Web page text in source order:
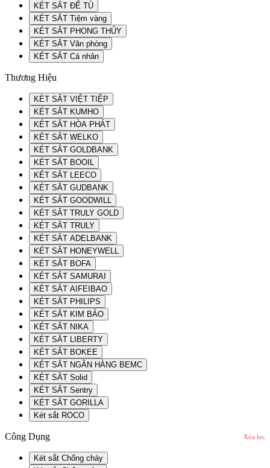
KÉT SẮT ĐỂ TỦ
KÉT SẮT Tiệm vàng
KÉT SẮT PHONG THỦY
KÉT SẮT Văn phòng
KÉT SẮT Cá nhân
Thương Hiệu
KÉT SẮT VIỆT TIỆP
KÉT SẮT KUMHO
KÉT SẮT HÒA PHÁT
KÉT SẮT WELKO
KÉT SẮT GOLDBANK
KÉT SẮT BOOIL
KÉT SẮT LEECO
KÉT SẮT GUDBANK
KÉT SẮT GOODWILL
KÉT SẮT TRULY GOLD
KÉT SẮT TRULY
KÉT SẮT ADELBANK
KÉT SẮT HONEYWELL
KÉT SẮT BOFA
KÉT SẮT SAMURAI
KÉT SẮT AIFEIBAO
KÉT SẮT PHILIPS
KÉT SẮT KIM BẢO
KÉT SẮT NIKA
KÉT SẮT LIBERTY
KÉT SẮT BOKEE
KÉT SẮT NGÂN HÀNG BEMC
KÉT SẮT Solid
KÉT SẮT Sentry
KÉT SẮT GORILLA
Két sắt ROCO
Công Dụng Xóa lọc
Két sắt Chống cháy